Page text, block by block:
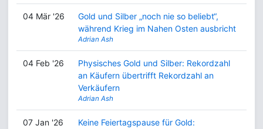
04 Mär '26
Gold und Silber „noch nie so beliebt“,
während Krieg im Nahen Osten ausbricht
Adrian Ash
04 Feb '26
Physisches Gold und Silber: Rekordzahl
an Käufern übertrifft Rekordzahl an
Verkäufern
Adrian Ash
07 Jan '26
Keine Feiertagspause für Gold: